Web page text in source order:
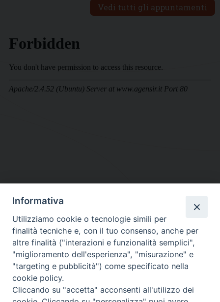
Vedi tutti gli appuntamenti
DIOCESI SUBURBICARIA DI ALBANO
Contatti:Tel.: 06.93268401 - Fax.: 06.9323844
E-mail:curia@diocesidialbano.it
Orari: dal Lunedì al Venerdì Ore: 9:00 - 13:00
Lunedì, Mercoledì e Venerdì, Ore 9:30 - 12:30
Informativa
Utilizziamo cookie o tecnologie simili per
finalità tecniche e, con il tuo consenso, anche per
altre finalità ("interazioni e funzionalità semplici",
"miglioramento dell'esperienza", "misurazione" e
"targeting e pubblicità") come specificato nella
cookie policy.
Cliccando su "accetta" acconsenti all'utilizzo dei